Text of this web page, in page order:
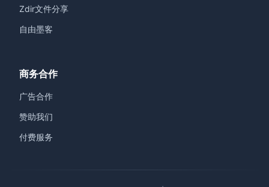
Zdir文件分享
自由墨客
商务合作
广告合作
赞助我们
付费服务